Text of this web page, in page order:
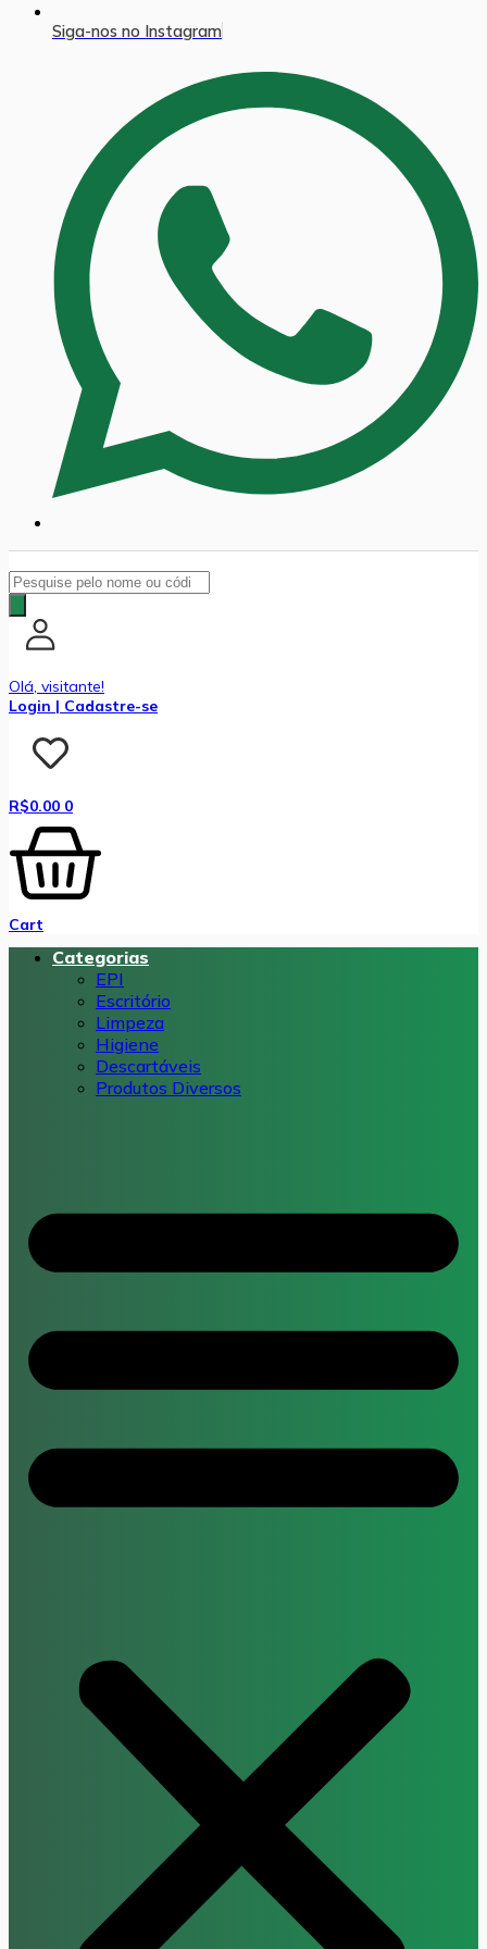
Siga-nos no Instagram
Pesquisar
produtos
Olá, visitante!
Login | Cadastre-se
R$0.00 0
Cart
Categorias
EPI
Escritório
Limpeza
Higiene
Descartáveis
Produtos Diversos